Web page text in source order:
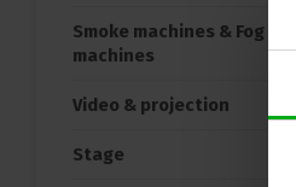
Smoke machines & Fog
machines
Video & projection
Stage